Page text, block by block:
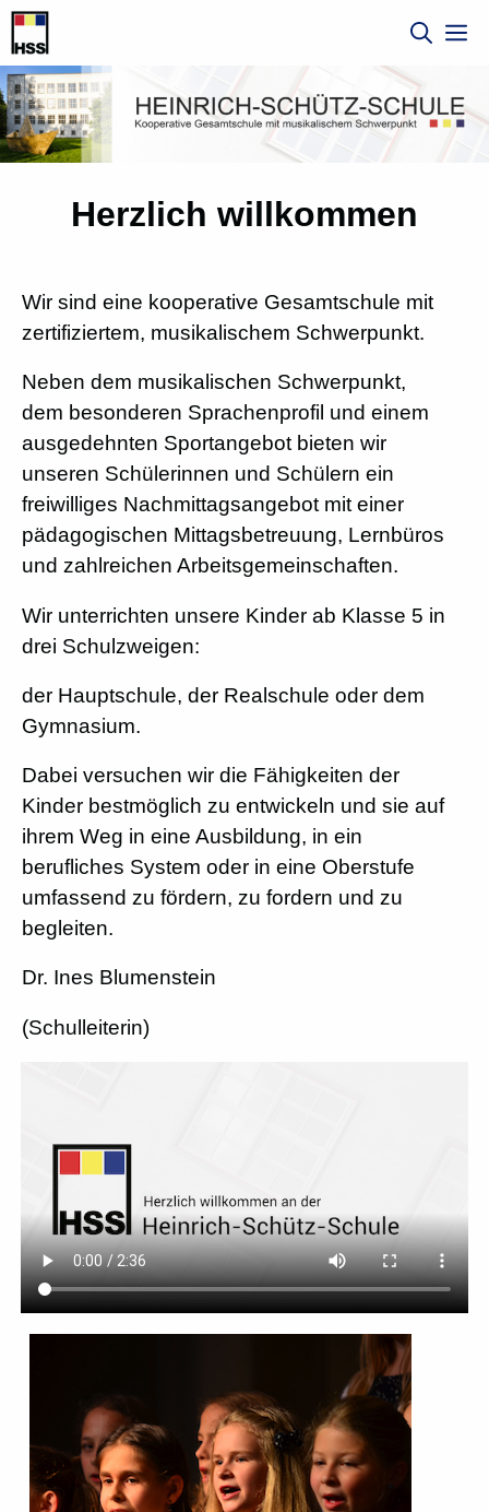
Zum
Inhalt
springen
Herzlich willkommen
Wir sind eine kooperative Gesamtschule mit
zertifiziertem, musikalischem Schwerpunkt.
Neben dem musikalischen Schwerpunkt,
dem besonderen Sprachenprofil und einem
ausgedehnten Sportangebot bieten wir
unseren Schülerinnen und Schülern ein
freiwilliges Nachmittagsangebot mit einer
pädagogischen Mittagsbetreuung, Lernbüros
und zahlreichen Arbeitsgemeinschaften.
Wir unterrichten unsere Kinder ab Klasse 5 in
drei Schulzweigen:
der Hauptschule, der Realschule oder dem
Gymnasium.
Dabei versuchen wir die Fähigkeiten der
Kinder bestmöglich zu entwickeln und sie auf
ihrem Weg in eine Ausbildung, in ein
berufliches System oder in eine Oberstufe
umfassend zu fördern, zu fordern und zu
begleiten.
Dr. Ines Blumenstein
(Schulleiterin)